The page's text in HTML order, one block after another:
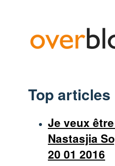
Top articles
Je veux
Nastasjia
20 01 2016